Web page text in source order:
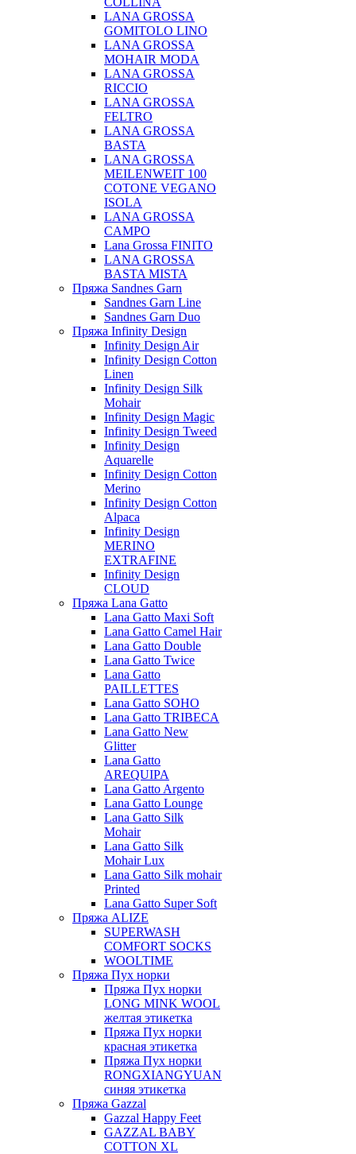
LANA GROSSA
GOMITOLO LINO
LANA GROSSA
MOHAIR MODA
LANA GROSSA
RICCIO
LANA GROSSA
FELTRO
LANA GROSSA
BASTA
LANA GROSSA
MEILENWEIT 100
COTONE VEGANO
ISOLA
LANA GROSSA
CAMPO
Lana Grossa FINITO
LANA GROSSA
BASTA MISTA
Пряжа Sandnes Garn
Sandnes Garn Line
Sandnes Garn Duo
Пряжа Infinity Design
Infinity Design Air
Infinity Design Cotton
Linen
Infinity Design Silk
Mohair
Infinity Design Magic
Infinity Design Tweed
Infinity Design
Aquarelle
Infinity Design Cotton
Merino
Infinity Design Cotton
Alpaca
Infinity Design
MERINO
EXTRAFINE
Infinity Design
CLOUD
Пряжа Lana Gatto
Lana Gatto Maxi Soft
Lana Gatto Camel Hair
Lana Gatto Double
Lana Gatto Twice
Lana Gatto
PAILLETTES
Lana Gatto SOHO
Lana Gatto TRIBECA
Lana Gatto New
Glitter
Lana Gatto
AREQUIPA
Lana Gatto Argento
Lana Gatto Lounge
Lana Gatto Silk
Mohair
Lana Gatto Silk
Mohair Lux
Lana Gatto Silk mohair
Printed
Lana Gatto Super Soft
Пряжа ALIZE
SUPERWASH
COMFORT SOCKS
WOOLTIME
Пряжа Пух норки
Пряжа Пух норки
LONG MINK WOOL
желтая этикетка
Пряжа Пух норки
красная этикетка
Пряжа Пух норки
RONGXIANGYUAN
синяя этикетка
Пряжа Gazzal
Gazzal Happy Feet
GAZZAL BABY
COTTON XL